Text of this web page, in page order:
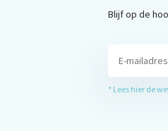
Blijf op de
* Lees hier de